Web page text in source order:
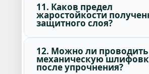
11. Каков предел
жаростойкости
защитного слоя?
12. Можно ли проводить
механическую
после упрочнения?